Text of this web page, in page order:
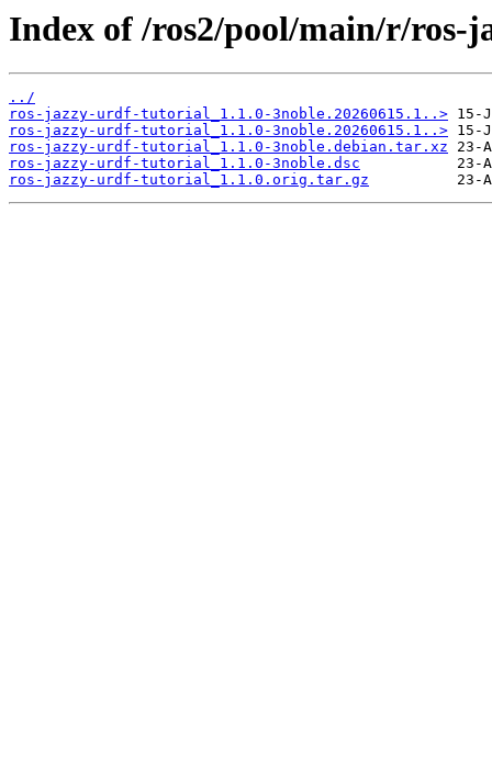
Index of /ros2/pool/main/r/
../
ros-jazzy-urdf-tutorial_1.1.0-3noble.20260615.1..>
ros-jazzy-urdf-tutorial_1.1.0-3noble.20260615.1..>
ros-jazzy-urdf-tutorial_1.1.0-3noble.debian.tar.xz
ros-jazzy-urdf-tutorial_1.1.0-3noble.dsc
ros-jazzy-urdf-tutorial_1.1.0.orig.tar.gz